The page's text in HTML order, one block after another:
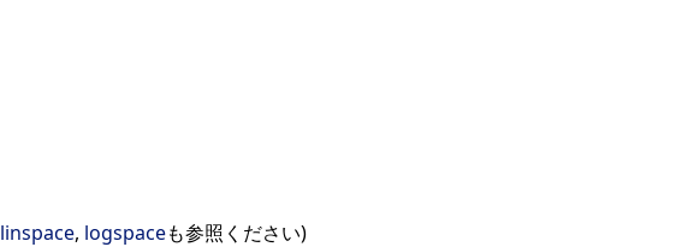
linspace, logspaceも参照ください)